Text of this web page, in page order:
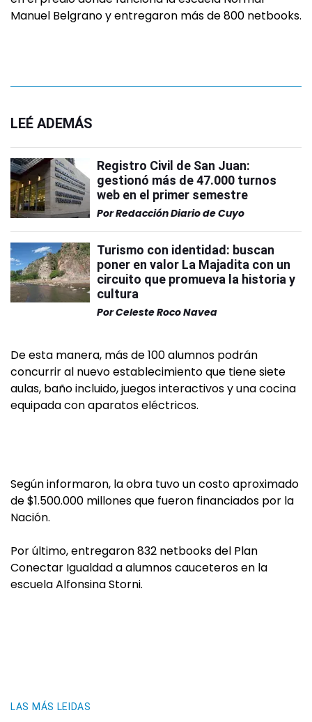
Manuel Belgrano y entregaron más de 800 netbooks.
LEÉ ADEMÁS
Registro Civil de San Juan:
gestionó más de 47.000 turnos
web en el primer semestre
PorRedacción Diario de Cuyo
Turismo con identidad: buscan
poner en valor La Majadita con un
circuito que promueva la historia y
cultura
PorCeleste Roco Navea
De esta manera, más de 100 alumnos podrán
concurrir al nuevo establecimiento que tiene siete
aulas, baño incluido, juegos interactivos y una cocina
equipada con aparatos eléctricos.
Según informaron, la obra tuvo un costo aproximado
de $1.500.000 millones que fueron financiados por la
Nación.
Por último, entregaron 832 netbooks del Plan
Conectar Igualdad a alumnos cauceteros en la
escuela Alfonsina Storni.
LAS MÁS LEIDAS